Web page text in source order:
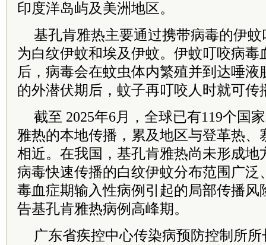
印度洋岛屿及美洲地区。
基孔肯雅热主要通过携带病毒的伊
为白纹伊蚊和埃及伊蚊。伊蚊叮咬病毒
后，病毒会在蚊虫体内繁殖并到达唾液
的外潜伏期后，蚊子再叮咬人时就可传
截至 2025年6月，全球已有119个国
雅热的本地传播，累及地区与登革热、
相近。在我国，基孔肯雅热尚未形成地
病毒快速传播的白纹伊蚊分布范围广泛
毒血症期输入性病例引起的局部传播风
告基孔肯雅热病例高峰期。
广东省疾控中心传染病预防控制所